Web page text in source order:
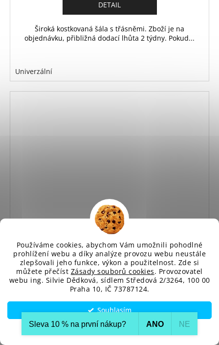
Používáme cookies, abychom Vám umožnili pohodlné
prohlížení webu a díky analýze provozu webu neustále
zlepšovali jeho funkce, výkon a použitelnost. Zde si
můžete přečíst Zásady souborů cookies. Provozovatel
webu ing. Silvie Dědková, sídlem Středová 2/3264, 100 00
Praha 10, IČ 73787124.
Souhlasím
Nastavení
DETAIL
Široká kostkovaná šála s třásněmi. Zboží je na
objednávku, přibližná dodací lhůta 2 týdny. Pokud...
Univerzální
Sleva 10 % na první nákup?​ ANO NE